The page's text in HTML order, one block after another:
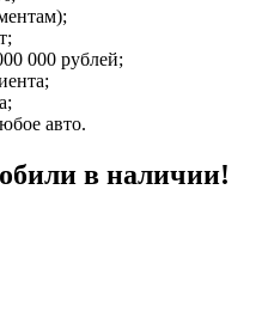
000 рублей;
авто.
в наличии!